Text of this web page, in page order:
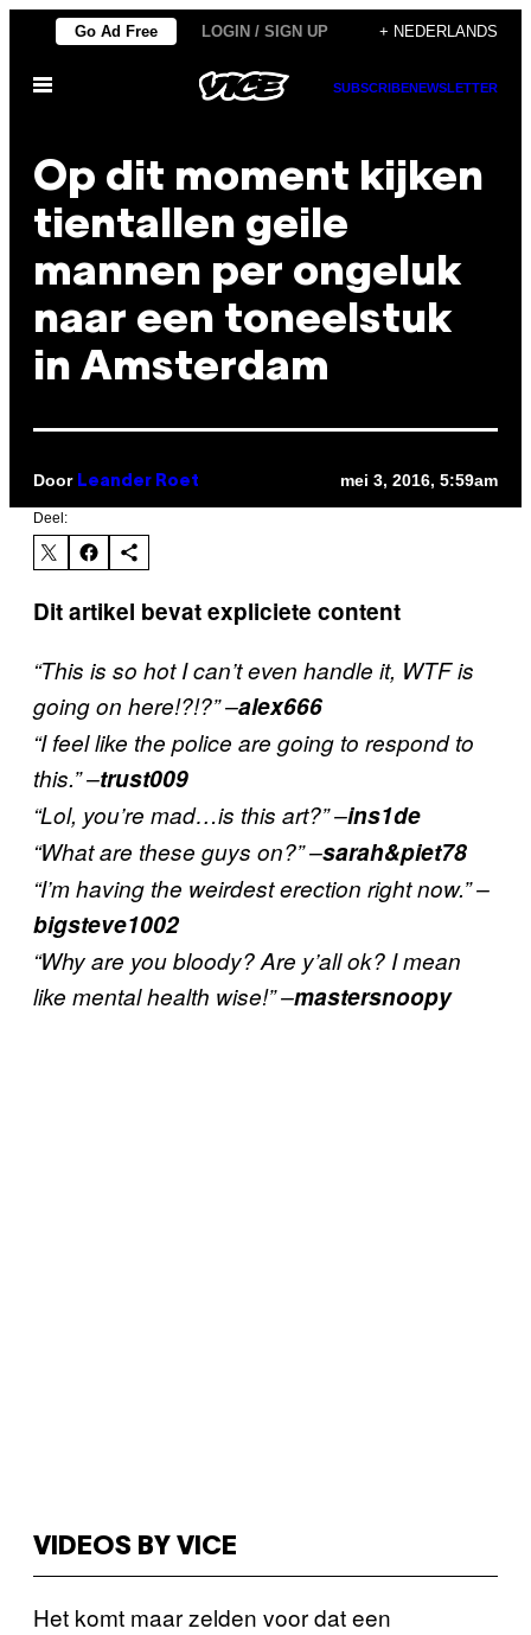
de
Go Ad Free LOGIN / SIGN UP + NEDERLANDS
Open
SUBSCRIBENEWSLETTER
Op dit moment kijken
tientallen geile
mannen per ongeluk
naar een toneelstuk
in Amsterdam
Door Leander Roet mei 3, 2016, 5:59am
Deel:
Dit artikel bevat expliciete content
“This is so hot I can’t even handle it, WTF is
going on here!?!?” –alex666
“I feel like the police are going to respond to
this.” –trust009
“Lol, you’re mad…is this art?” –ins1de
“What are these guys on?” –sarah&piet78
“I’m having the weirdest erection right now.” –
bigsteve1002
“Why are you bloody? Are y’all ok? I mean
like mental health wise!” –mastersnoopy
VIDEOS BY VICE
Het komt maar zelden voor dat een